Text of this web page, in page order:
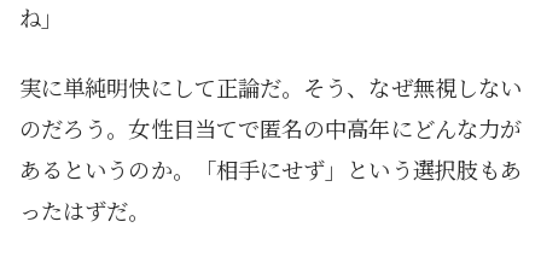
ね」
実に単純明快にして正論だ。そう、なぜ無視しない
のだろう。女性目当てで匿名の中高年にどんな力が
あるというのか。「相手にせず」という選択肢もあ
ったはずだ。